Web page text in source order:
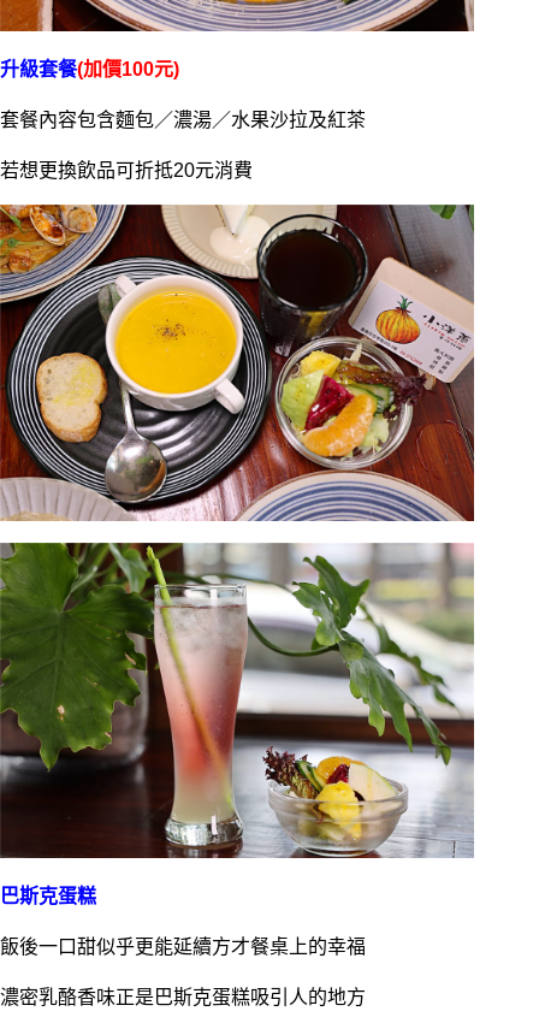
升級套餐(加價100元)
套餐內容包含麵包／濃湯／水果沙拉及紅茶
若想更換飲品可折抵20元消費
巴斯克蛋糕
飯後一口甜似乎更能延續方才餐桌上的幸福
濃密乳酪香味正是巴斯克蛋糕吸引人的地方